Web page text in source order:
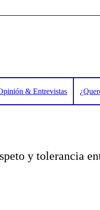
& Entrevistas
y tolerancia